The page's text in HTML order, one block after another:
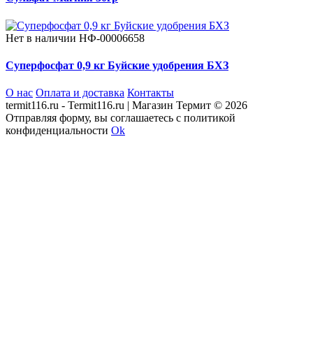
Нет в наличии НФ-00006658
Суперфосфат 0,9 кг Буйские удобрения БХЗ
О нас Оплата и доставка Контакты
termit116.ru - Termit116.ru | Магазин Термит © 2026
Отправляя форму, вы соглашаетесь с политикой
конфиденциальности Ok